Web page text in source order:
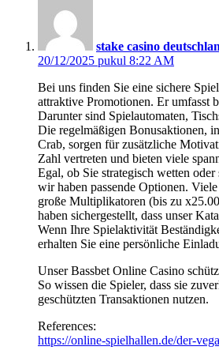
stake casino
20/12/2025 pukul 8:22 AM
Bei uns finden Sie eine sichere
attraktive Promotionen. Er umfasst
Darunter sind Spielautomaten,
Die regelmäßigen Bonusaktionen,
Crab, sorgen für zusätzliche
Zahl vertreten und bieten viele
Egal, ob Sie strategisch wetten
wir haben passende Optionen.
große Multiplikatoren (bis zu
haben sichergestellt, dass unser
Wenn Ihre Spielaktivität
erhalten Sie eine persönliche
Unser Bassbet Online Casino
So wissen die Spieler, dass sie
geschützten Transaktionen nutzen.
References:
https://online-spielhallen.de/der-